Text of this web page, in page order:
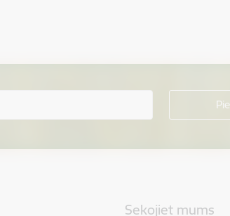
Sekojiet mums